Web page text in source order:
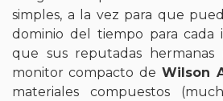
simples, a la vez para que
dominio del tiempo para cada
que sus reputadas hermanas
monitor compacto de Wilson
materiales compuestos